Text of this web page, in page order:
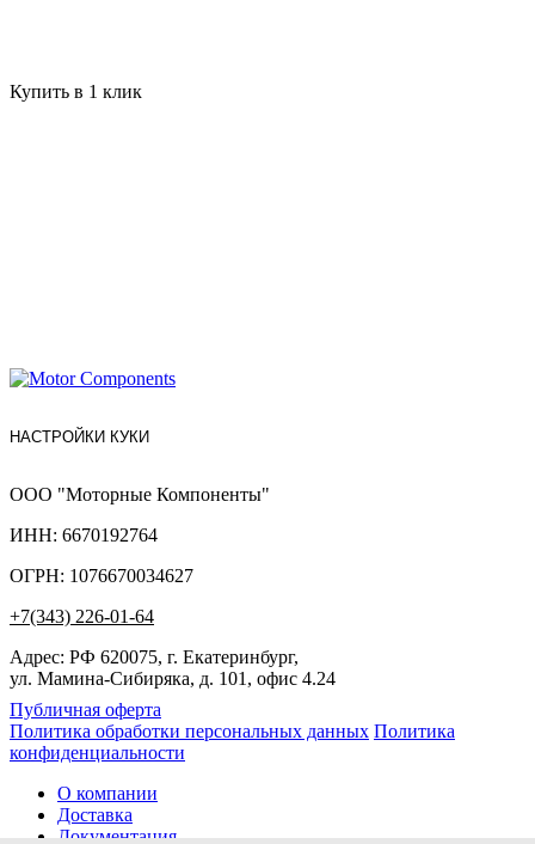
Купить в 1 клик
НАСТРОЙКИ КУКИ
ООО "Моторные Компоненты"
ИНН: 6670192764
ОГРН: 1076670034627
+7(343) 226-01-64
Адрес: РФ 620075, г. Екатеринбург,
ул. Мамина-Сибиряка, д. 101, офис 4.24
Публичная оферта
Политика обработки персональных данных Политика
конфиденциальности
О компании
Доставка
Документация